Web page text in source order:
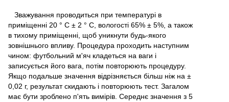
Зважування проводиться при температурі в
приміщенні 20 ° C ± 2 ° C, вологості 65% ± 5%, а також
в тихому приміщенні, щоб уникнути будь-якого
зовнішнього впливу. Процедура проходить наступним
чином: футбольний м'яч кладеться на ваги і
записується його вага, потім повторюють процедуру.
Якщо подальше значення відрізняється більш ніж на ±
0,02 г, результат скидають і повторюють тест. Загалом
має бути зроблено п'ять вимірів. Середнє значення з 5